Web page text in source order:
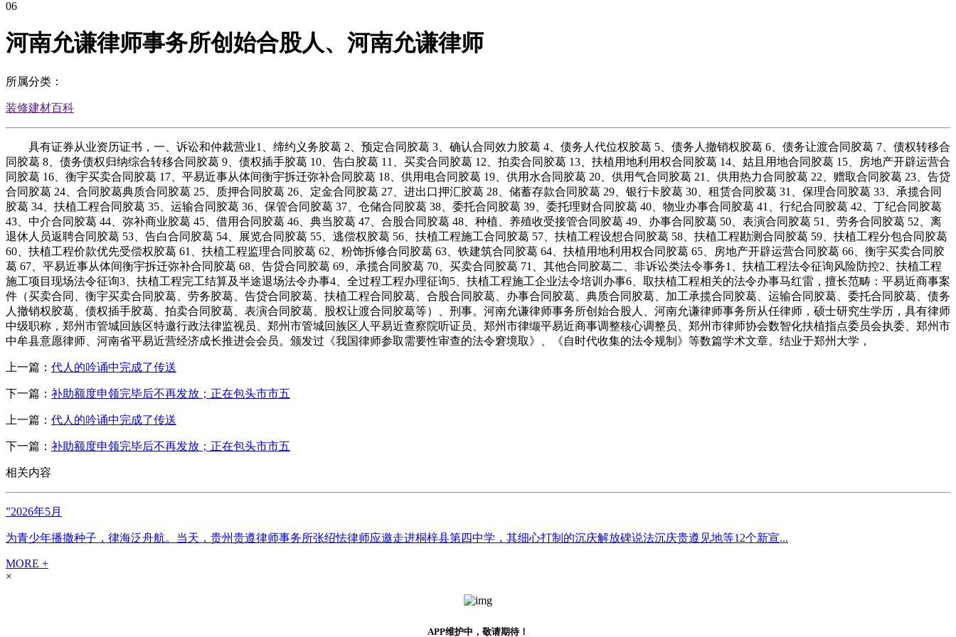
06
河南允谦律师事务所创始合股人、河南允谦律师
所属分类：
装修建材百科
具有证券从业资历证书，一、诉讼和仲裁营业1、缔约义务胶葛 2、预定合同胶葛 3、确认合同效力胶葛 4、债务人代位权胶葛 5、债务人撤销权胶葛 6、债务让渡合同胶葛 7、债权转移合
同胶葛 8、债务债权归纳综合转移合同胶葛 9、债权插手胶葛 10、告白胶葛 11、买卖合同胶葛 12、拍卖合同胶葛 13、扶植用地利用权合同胶葛 14、姑且用地合同胶葛 15、房地产开辟运营合
同胶葛 16、衡宇买卖合同胶葛 17、平易近事从体间衡宇拆迁弥补合同胶葛 18、供用电合同胶葛 19、供用水合同胶葛 20、供用气合同胶葛 21、供用热力合同胶葛 22、赠取合同胶葛 23、告贷
合同胶葛 24、合同胶葛典质合同胶葛 25、质押合同胶葛 26、定金合同胶葛 27、进出口押汇胶葛 28、储蓄存款合同胶葛 29、银行卡胶葛 30、租赁合同胶葛 31、保理合同胶葛 33、承揽合同
胶葛 34、扶植工程合同胶葛 35、运输合同胶葛 36、保管合同胶葛 37、仓储合同胶葛 38、委托合同胶葛 39、委托理财合同胶葛 40、物业办事合同胶葛 41、行纪合同胶葛 42、丁纪合同胶葛
43、中介合同胶葛 44、弥补商业胶葛 45、借用合同胶葛 46、典当胶葛 47、合股合同胶葛 48、种植、养殖收受接管合同胶葛 49、办事合同胶葛 50、表演合同胶葛 51、劳务合同胶葛 52、离
退休人员返聘合同胶葛 53、告白合同胶葛 54、展览合同胶葛 55、逃偿权胶葛 56、扶植工程施工合同胶葛 57、扶植工程设想合同胶葛 58、扶植工程勘测合同胶葛 59、扶植工程分包合同胶葛
60、扶植工程价款优先受偿权胶葛 61、扶植工程监理合同胶葛 62、粉饰拆修合同胶葛 63、铁建筑合同胶葛 64、扶植用地利用权合同胶葛 65、房地产开辟运营合同胶葛 66、衡宇买卖合同胶
葛 67、平易近事从体间衡宇拆迁弥补合同胶葛 68、告贷合同胶葛 69、承揽合同胶葛 70、买卖合同胶葛 71、其他合同胶葛二、非诉讼类法令事务1、扶植工程法令征询风险防控2、扶植工程
施工项目现场法令征询3、扶植工程完工结算及半途退场法令办事4、全过程工程办理征询5、扶植工程施工企业法令培训办事6、取扶植工程相关的法令办事马红雷，擅长范畴：平易近商事案
件（买卖合同、衡宇买卖合同胶葛、劳务胶葛、告贷合同胶葛、扶植工程合同胶葛、合股合同胶葛、办事合同胶葛、典质合同胶葛、加工承揽合同胶葛、运输合同胶葛、委托合同胶葛、债务
人撤销权胶葛、债权插手胶葛、拍卖合同胶葛、表演合同胶葛、股权让渡合同胶葛等）、刑事。河南允谦律师事务所创始合股人、河南允谦律师事务所从任律师，硕士研究生学历，具有律师
中级职称，郑州市管城回族区特邀行政法律监视员、郑州市管城回族区人平易近查察院听证员、郑州市律缬平易近商事调整核心调整员、郑州市律师协会数智化扶植指点委员会执委、郑州市
中牟县意愿律师、河南省平易近营经济成长推进会会员。颁发过《我国律师参取需要性审查的法令窘境取》、《自时代收集的法令规制》等数篇学术文章。结业于郑州大学，
上一篇： 代人的吟诵中完成了传送
下一篇： 补助额度申领完毕后不再发放；正在包头市市五
上一篇： 代人的吟诵中完成了传送
下一篇： 补助额度申领完毕后不再发放；正在包头市市五
相关内容
”2026年5月
为青少年播撒种子，律海泛舟航。当天，贵州贵遵律师事务所张绍怯律师应邀走进桐梓县第四中学，其细心打制的沉庆解放碑说法沉庆贵遵见地等12个新宣...
MORE +
×
APP维护中，敬请期待！